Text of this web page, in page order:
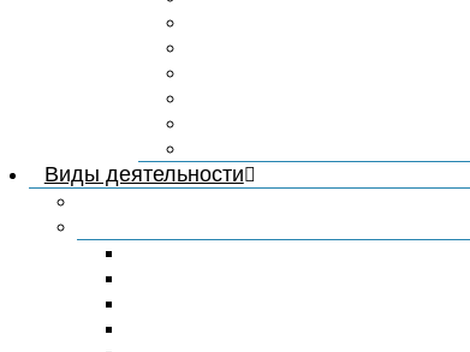
Виды деятельности